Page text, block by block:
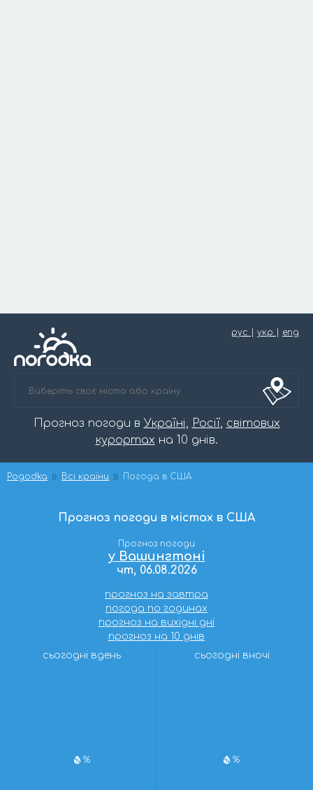
рус укр eng
Прогноз погоди в Україні, Росії, світових
курортах на 10 днів.
Pogodka Всі країни Погода в США
Прогноз погоди в містах в США
Прогноз погоди
у Вашингтоні
чт, 06.08.2026
прогноз на завтра
погода по годинах
прогноз на вихідні дні
прогноз на 10 днів
сьогодні вдень
%
сьогодні вночі
%